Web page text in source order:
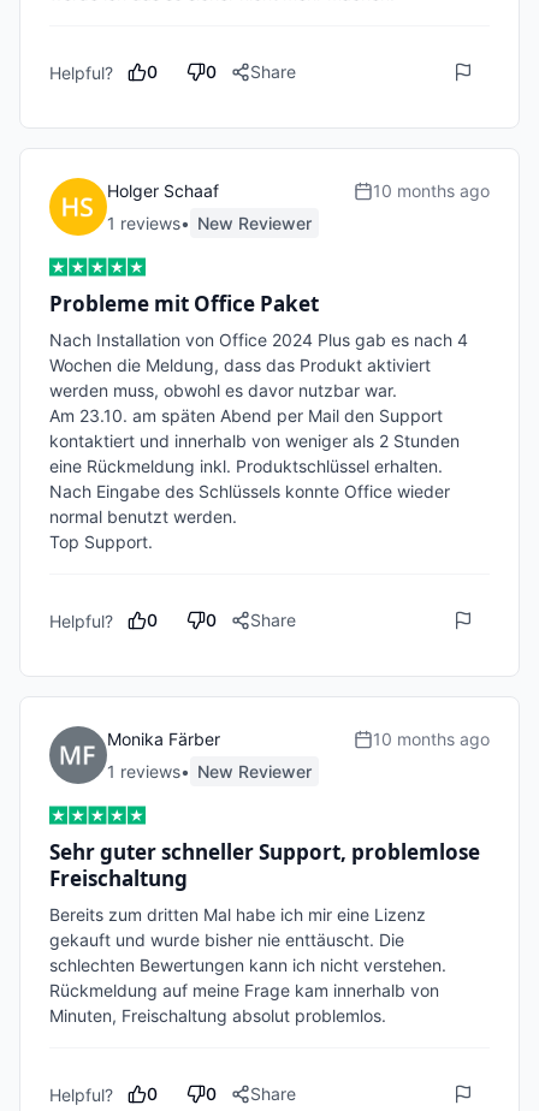
Helpful? 0 0 Share
Holger Schaaf
1 reviews• New Reviewer
10 months ago
Probleme mit Office Paket
Nach Installation von Office 2024 Plus gab es nach 4
Wochen die Meldung, dass das Produkt aktiviert
werden muss, obwohl es davor nutzbar war.
Am 23.10. am späten Abend per Mail den Support
kontaktiert und innerhalb von weniger als 2 Stunden
eine Rückmeldung inkl. Produktschlüssel erhalten.
Nach Eingabe des Schlüssels konnte Office wieder
normal benutzt werden.
Top Support.
Helpful? 0 0 Share
Monika Färber
1 reviews• New Reviewer
10 months ago
Sehr guter schneller Support, problemlose
Freischaltung
Bereits zum dritten Mal habe ich mir eine Lizenz
gekauft und wurde bisher nie enttäuscht. Die
schlechten Bewertungen kann ich nicht verstehen.
Rückmeldung auf meine Frage kam innerhalb von
Minuten, Freischaltung absolut problemlos.
Helpful? 0 0 Share